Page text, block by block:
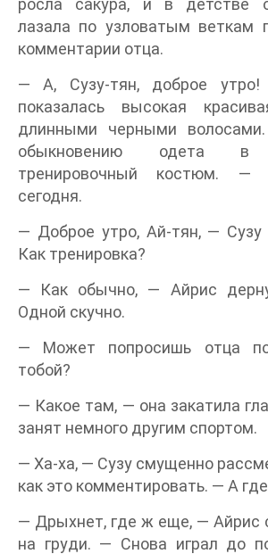
лазала по узловатым веткам
комментарии отца.
— А, Сузу-тян, доброе
показалась высокая
длинными черными
обыкновению одета в
тренировочный костюм. —
сегодня.
— Доброе утро, Ай-тян, — Сузу
Как тренировка?
— Как обычно, — Айрис
Одной скучно.
— Может попросишь отца
тобой?
— Какое там, — она закатила
занят немного другим спортом.
— Ха-ха, — Сузу смущенно
как это комментировать. — А
— Дрыхнет, где ж еще, — Айрис
на груди. — Снова играл до